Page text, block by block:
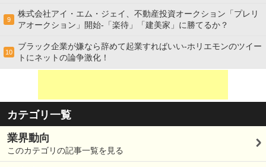
9
株式会社アイ・エム・ジェイ、不動産投資オークション「プレリ
アオークション」開始-「楽待」「建美家」に勝てるか？
10
ブラック企業が嫌なら辞めて起業すればいい-ホリエモンのツイー
トにネットの論争激化！
カテゴリ一覧
業界動向
このカテゴリの記事一覧を見る